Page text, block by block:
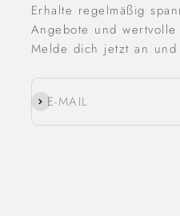
Erhalte regelmäßig
Angebote und
Melde dich jetzt an
E-MAIL
Abonnieren